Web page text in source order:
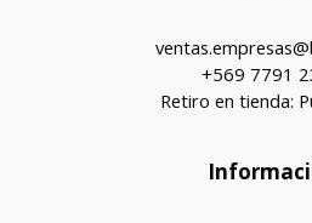
+569 7791
Retiro en tienda: